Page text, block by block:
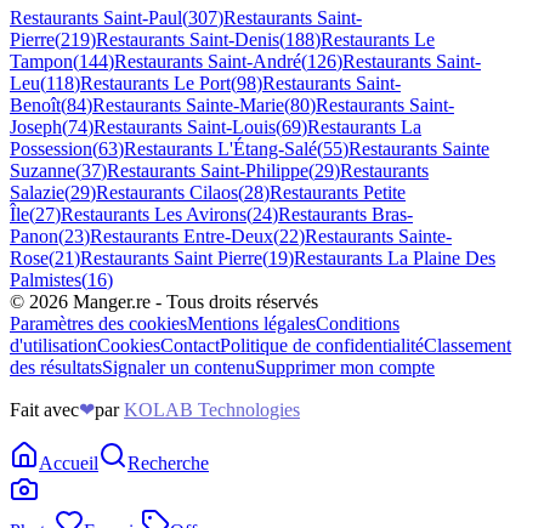
Restaurants Saint-Paul(307)Restaurants Saint-
Pierre(219)Restaurants Saint-Denis(188)Restaurants Le
Tampon(144)Restaurants Saint-André(126)Restaurants Saint-
Leu(118)Restaurants Le Port(98)Restaurants Saint-
Benoît(84)Restaurants Sainte-Marie(80)Restaurants Saint-
Joseph(74)Restaurants Saint-Louis(69)Restaurants La
Possession(63)Restaurants L'Étang-Salé(55)Restaurants Sainte
Suzanne(37)Restaurants Saint-Philippe(29)Restaurants
Salazie(29)Restaurants Cilaos(28)Restaurants Petite
Île(27)Restaurants Les Avirons(24)Restaurants Bras-
Panon(23)Restaurants Entre-Deux(22)Restaurants Sainte-
Rose(21)Restaurants Saint Pierre(19)Restaurants La Plaine Des
Palmistes(16)
© 2026 Manger.re - Tous droits réservés
Paramètres des cookiesMentions légalesConditions
d'utilisationCookiesContactPolitique de confidentialitéClassement
des résultatsSignaler un contenuSupprimer mon compte
Fait avec❤par KOLAB Technologies
Accueil Recherche